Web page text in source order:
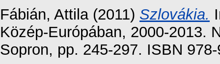
Fábián, Attila(2011) Szlovákia.
Közép-Európában, 2000-2013.
Sopron, pp. 245-297. ISBN